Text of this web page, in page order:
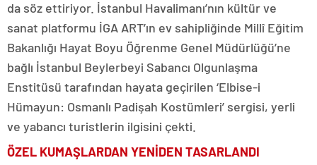
da söz ettiriyor. İstanbul Havalimanı’nın kültür ve
sanat platformu İGA ART’ın ev sahipliğinde Millî Eğitim
Bakanlığı Hayat Boyu Öğrenme Genel Müdürlüğü’ne
bağlı İstanbul Beylerbeyi Sabancı Olgunlaşma
Enstitüsü tarafından hayata geçirilen ‘Elbise-i
Hümayun: Osmanlı Padişah Kostümleri’ sergisi, yerli
ve yabancı turistlerin ilgisini çekti.
ÖZEL KUMAŞLARDAN YENİDEN TASARLANDI